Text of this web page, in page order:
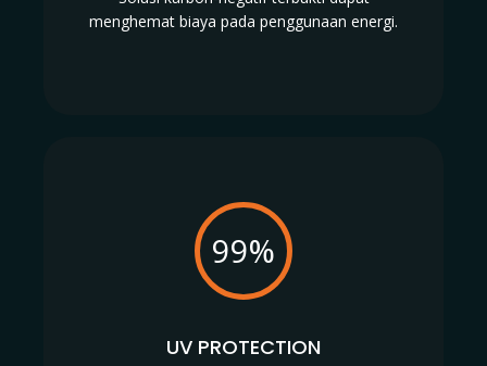
menghemat biaya pada penggunaan energi.
99%
UV PROTECTION